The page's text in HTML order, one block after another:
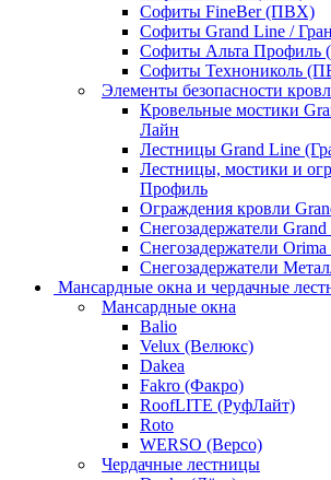
Софиты FineBer (ПВХ)
Софиты Grand Line /
Софиты Альта
Софиты Технониколь
Элементы безопасности
Кровельные мостики
Лайн
Лестницы Grand Line
Лестницы, мостики и
Профиль
Ограждения кровли
Снегозадержатели
Снегозадержатели
Снегозадержатели
Мансардные окна и чердачные
Мансардные окна
Balio
Velux (Велюкс)
Dakea
Fakro (Факро)
RoofLITE (РуфЛайт)
Roto
WERSO (Версо)
Чердачные лестницы